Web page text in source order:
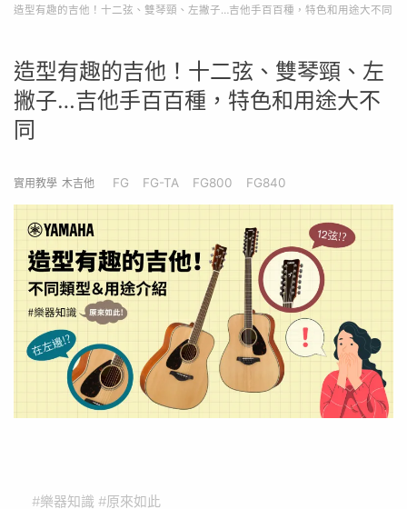
造型有趣的吉他！十二弦、雙琴頸、左撇子…吉他手百百種，特色和用途大不同
造型有趣的吉他！十二弦、雙琴頸、左
撇子…吉他手百百種，特色和用途大不
同
實用教學 木吉他 FG FG-TA FG800 FG840
#樂器知識 #原來如此